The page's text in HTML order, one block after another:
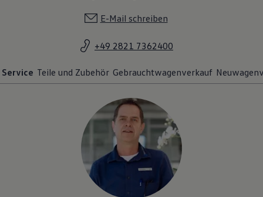
E-Mail schreiben
+49 2821 7362400
Service Teile und Zubehör Gebrauchtwagenverkauf